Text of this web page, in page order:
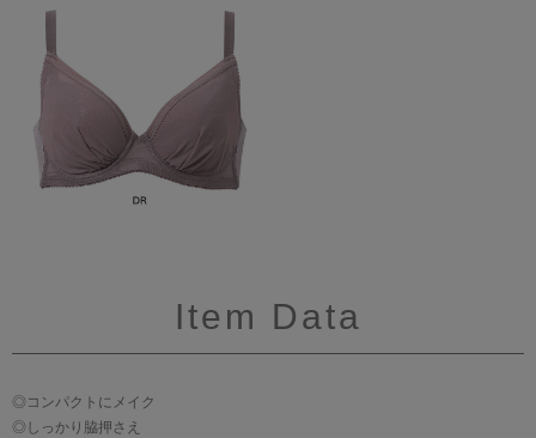
Item Data
◎コンパクトにメイク
◎しっかり脇押さえ